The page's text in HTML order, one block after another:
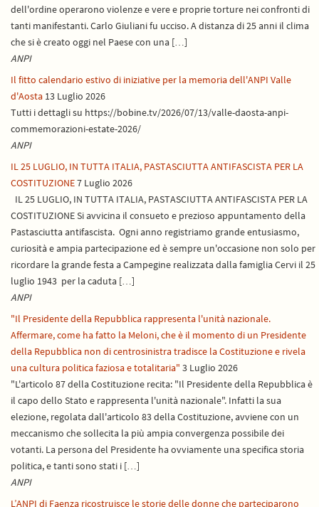
dell'ordine operarono violenze e vere e proprie torture nei confronti di
tanti manifestanti. Carlo Giuliani fu ucciso. A distanza di 25 anni il clima
che si è creato oggi nel Paese con una […]
ANPI
Il fitto calendario estivo di iniziative per la memoria dell'ANPI Valle
d'Aosta 13 Luglio 2026
Tutti i dettagli su https://bobine.tv/2026/07/13/valle-daosta-anpi-
commemorazioni-estate-2026/
ANPI
IL 25 LUGLIO, IN TUTTA ITALIA, PASTASCIUTTA ANTIFASCISTA PER LA
COSTITUZIONE7 Luglio 2026
IL 25 LUGLIO, IN TUTTA ITALIA, PASTASCIUTTA ANTIFASCISTA PER LA
COSTITUZIONE Si avvicina il consueto e prezioso appuntamento della
Pastasciutta antifascista. Ogni anno registriamo grande entusiasmo,
curiosità e ampia partecipazione ed è sempre un'occasione non solo per
ricordare la grande festa a Campegine realizzata dalla famiglia Cervi il 25
luglio 1943 per la caduta […]
ANPI
"Il Presidente della Repubblica rappresenta l'unità nazionale.
Affermare, come ha fatto la Meloni, che è il momento di un Presidente
della Repubblica non di centrosinistra tradisce la Costituzione e rivela
una cultura politica faziosa e totalitaria" 3 Luglio 2026
"L'articolo 87 della Costituzione recita: "Il Presidente della Repubblica è
il capo dello Stato e rappresenta l'unità nazionale". Infatti la sua
elezione, regolata dall'articolo 83 della Costituzione, avviene con un
meccanismo che sollecita la più ampia convergenza possibile dei
votanti. La persona del Presidente ha ovviamente una specifica storia
politica, e tanti sono stati i […]
ANPI
L’ANPI di Faenza ricostruisce le storie delle donne che parteciparono